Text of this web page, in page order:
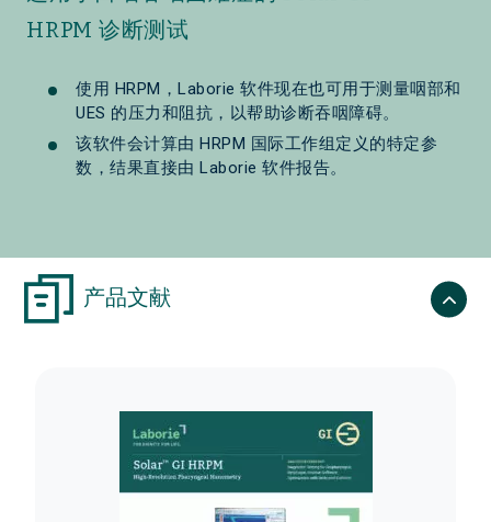
HRPM 诊断测试
使用 HRPM，Laborie 软件现在也可用于测量咽部和
UES 的压力和阻抗，以帮助诊断吞咽障碍。
该软件会计算由 HRPM 国际工作组定义的特定参
数，结果直接由 Laborie 软件报告。
产品文献